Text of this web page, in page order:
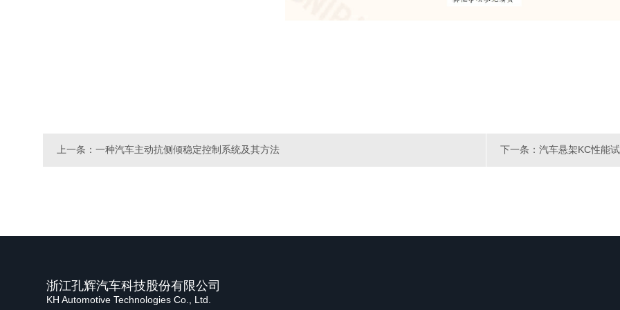
上一条：一种汽车主动抗侧倾稳定控制系统及其方法 下一条：汽车悬架KC性能
浙江孔辉汽车科技股份有限公司
KH Automotive Technologies Co., Ltd.